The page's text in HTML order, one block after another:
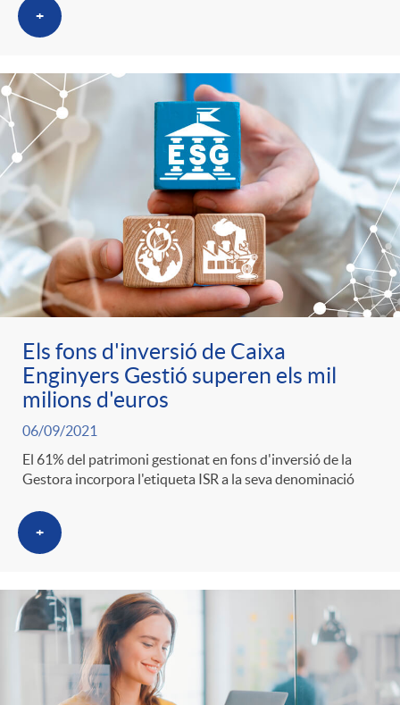
+
Els fons d'inversió de Caixa
Enginyers Gestió superen els mil
milions d'euros
06/09/2021
El 61% del patrimoni gestionat en fons d'inversió de la
Gestora incorpora l'etiqueta ISR a la seva denominació
+